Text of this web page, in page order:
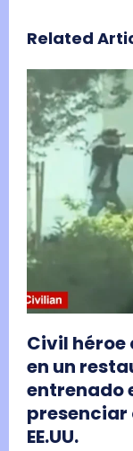
Related
Civil héroe
en un
entrenado
presenciar
EE.UU.